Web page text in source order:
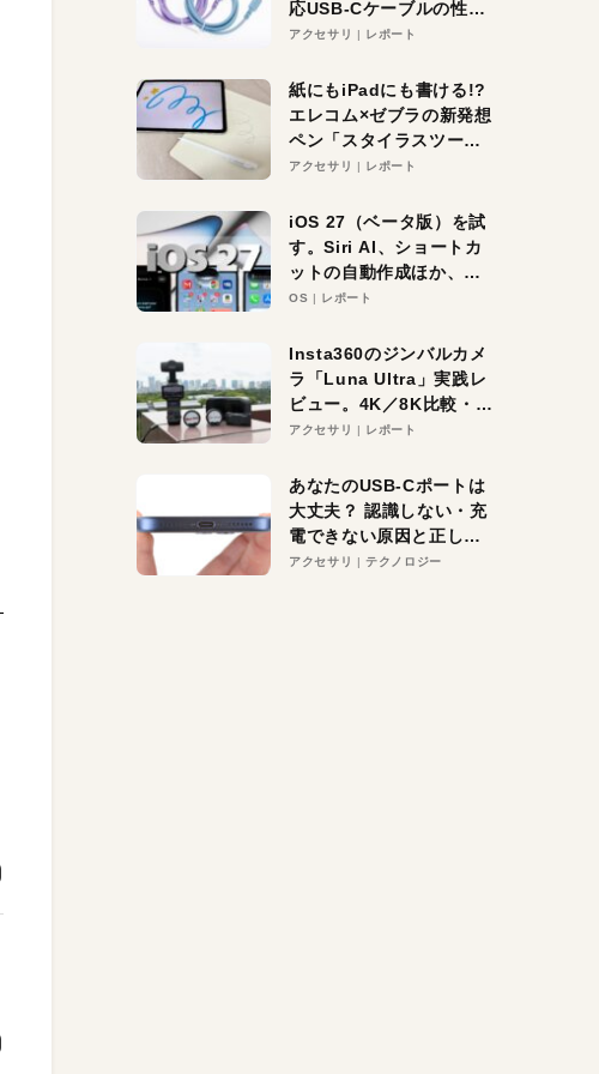
応USB-Cケーブルの性能
を検証。超コスパの1本を
アクセサリ レポート
紙にもiPadにも書ける!?
エレコム×ゼブラの新発想
ペン「スタイラスツーウ
ェイ」レビュー。持ち替
アクセサリ レポート
iOS 27（ベータ版）を試
す。Siri AI、ショートカ
ットの自動作成ほか、期
待大の便利機能5選。
る未来はすぐそこ！
OS レポート
Insta360のジンバルカメ
ラ「Luna Ultra」実践レ
ビュー。4K／8K比較・ズ
ーム・夜間撮影をチェッ
アクセサリ レポート
あなたのUSB-Cポートは
大丈夫？ 認識しない・充
電できない原因と正しい
対策
アクセサリ テクノロジー